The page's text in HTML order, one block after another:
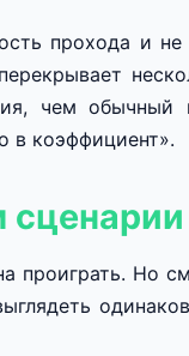
прохода и
чем обычный
в коэффициент».
сценарии
проиграть. Но